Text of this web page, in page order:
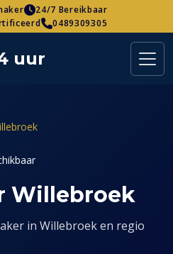
24/7 Bereikbaar
0489309305
uur
Willebroek
in Willebroek en regio